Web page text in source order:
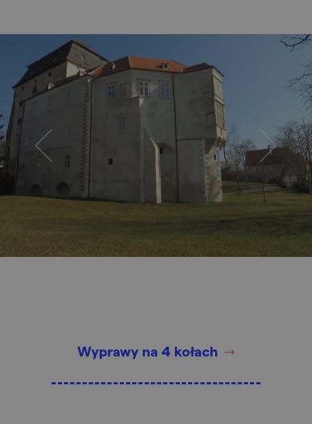
Wyprawy na 4 kołach